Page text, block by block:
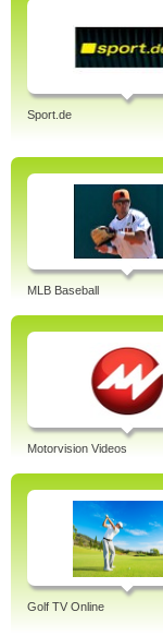
Sport.de
MLB Baseball
Motorvision Videos
Golf TV Online